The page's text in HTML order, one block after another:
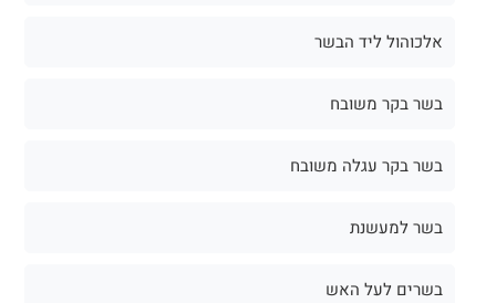
אלכוהול ליד הבשר
בשר בקר משובח
בשר בקר עגלה משובח
בשר למעשנת
בשרים לעל האש